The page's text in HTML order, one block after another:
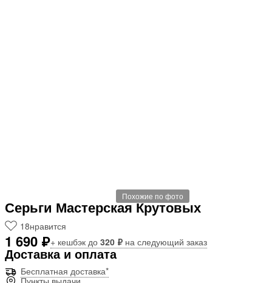
Похожие по фото
Серьги Мастерская Крутовых
18нравится
1 690 ₽+ кешбэк до 320 ₽ на следующий заказ
Доставка и оплата
Бесплатная доставка*